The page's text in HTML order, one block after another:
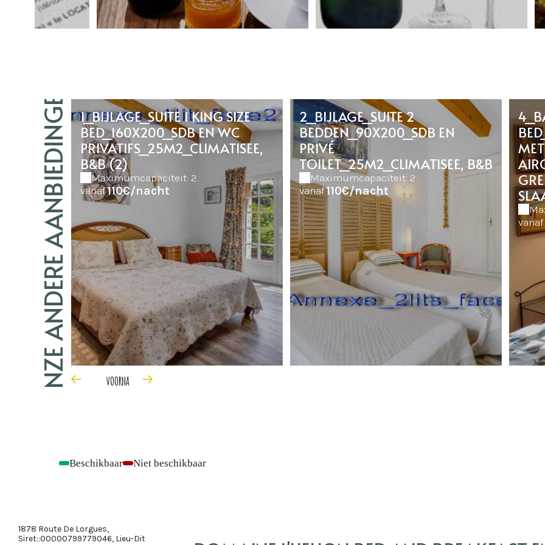
ONZE ANDERE AANBIEDINGEN
1_BIJLAGE_SUITE 1 KING SIZE
BED_160X200_SDB EN WC
PRIVATIFS_25M2_CLIMATISEE,
B&B (2)
Maximumcapaciteit: 2
vanaf110€/nacht
2_BIJLAGE_SUITE 2
BEDDEN_90X200_SDB EN
PRIVÉ
TOILET_25M2_CLIMATISEE, B&B
Maximumcapaciteit: 2
vanaf110€/nacht
MET
vanaf
VOORNA
- Beschikbaar - Niet beschikbaar
1878 Route De Lorgues,
Siret::00000799779046, Lieu-Dit